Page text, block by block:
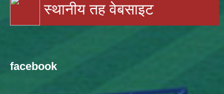
स्थानीय तह वेबसाइट
facebook